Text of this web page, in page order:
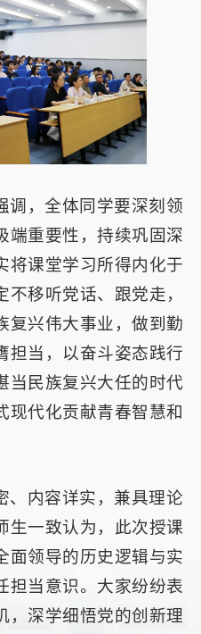
调，全体同学要深刻领
端重要性，持续巩固深
将课堂学习所得内化于
移听党话、跟党走，
复兴伟大事业，做到勤
担当，以奋斗姿态践行
当民族复兴大任的时代
现代化贡献青春智慧和
、内容详实，兼具理论
生一致认为，此次授课
面领导的历史逻辑与实
担当意识。大家纷纷表
，深学细悟党的创新理